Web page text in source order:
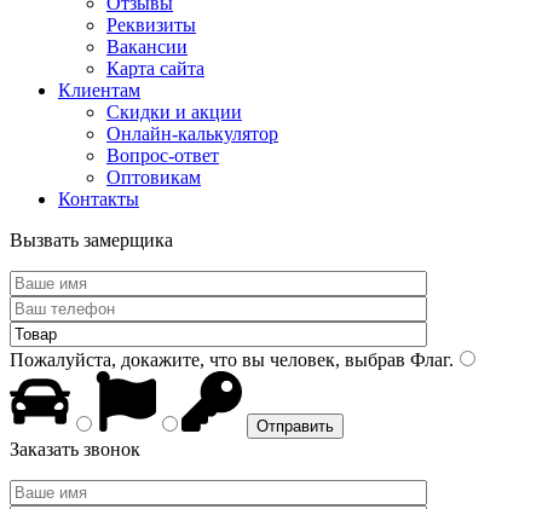
Реквизиты
Вакансии
Карта сайта
Клиентам
Скидки и акции
Онлайн-калькулятор
Вопрос-ответ
Оптовикам
Контакты
Вызвать замерщика
Пожалуйста, докажите, что вы человек, выбрав Флаг.
Заказать звонок